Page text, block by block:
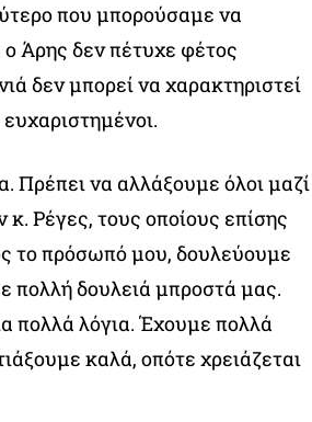
που μπορούσαμε να
Άρης δεν πέτυχε φέτος
δεν μπορεί να χαρακτηριστεί
Πρέπει να αλλάξουμε όλοι μαζί
κ. Ρέγες, τους οποίους επίσης
το πρόσωπό μου, δουλεύουμε
πολλή δουλειά μπροστά μας.
πολλά λόγια. Έχουμε πολλά
καλά, οπότε χρειάζεται